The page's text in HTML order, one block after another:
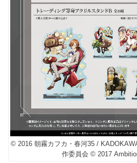
© 2016 朝霧カフカ・春河35 /
作委員会 © 2017